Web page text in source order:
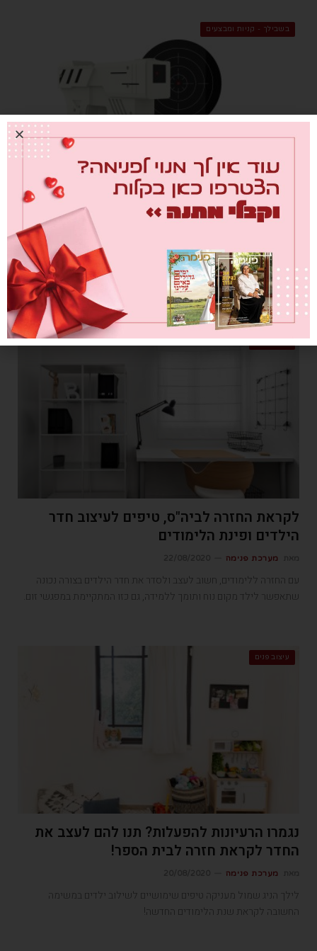
בשבילך - קניות ומבצעים
השעונים המעוררים שלא מוותרים לך
ימים ספורים אחרי תחילת שנת הלימודים מגיע אלינו יום האיחורים
הבינלאומי. זו הזדמנות להעיץ מבט בשעונים מעוררים יחודיים ומעוררי
אתגר שלא יתנו לכם להתמרח "רק עוד חמש דקות".
לקראת החזרה לביה"ס, טיפים לעיצוב חדר
הילדים ופינת הלימודים
מערכת פנימה
עם החזרה ללימודים, חשוב לעצב ולסדר את חדר הילדים בצורה נכונה
שתאפשר לילד מקום נוח ותומך ללמידה, גם כזו המתקיימת במפגשי זום.
עיצוב פנים
נגמרו הרעיונות להפעלות? תנו להם לעצב את
החדר לקראת חזרה לבית הספר!
מערכת פנימה
לילך הניג שמול מעניקה טיפים שימושיים לשילוב ילדים במשימה
החשובה לקראת שנת הלימודים החדשה!